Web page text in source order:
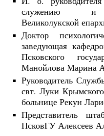
служению и
Великолукской
Доктор
заведующая
Псковского
Манойлова Марина
Руководитель
свт. Луки
больнице Рекун
Представитель
ПсковГУ Алексеев